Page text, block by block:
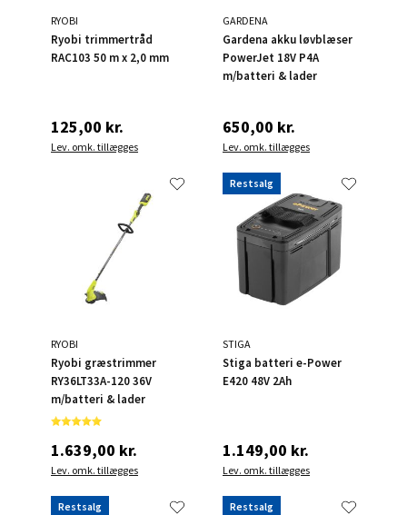
RYOBI
Ryobi trimmertråd
RAC103 50 m x 2,0 mm
125,00 kr.
Lev. omk. tillægges
GARDENA
Gardena akku løvblæser
PowerJet 18V P4A
m/batteri & lader
650,00 kr.
Lev. omk. tillægges
RYOBI
Ryobi græstrimmer
RY36LT33A-120 36V
m/batteri & lader
1.639,00 kr.
Lev. omk. tillægges
Restsalg
STIGA
Stiga batteri e-Power
E420 48V 2Ah
1.149,00 kr.
Lev. omk. tillægges
Restsalg Restsalg